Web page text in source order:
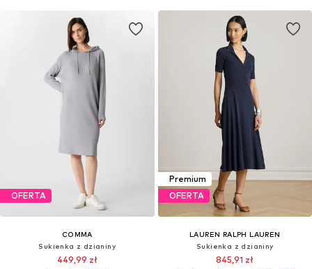
OFERTA
COMMA
Sukienka z dzianiny
449,99 zł
Premium
OFERTA
LAUREN RALPH LAUREN
Sukienka z dzianiny
845,91 zł